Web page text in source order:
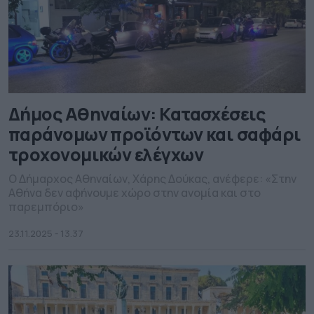
Δήμος Αθηναίων: Κατασχέσεις
παράνομων προϊόντων και σαφάρι
τροχονομικών ελέγχων
23.11.2025 - 13.37